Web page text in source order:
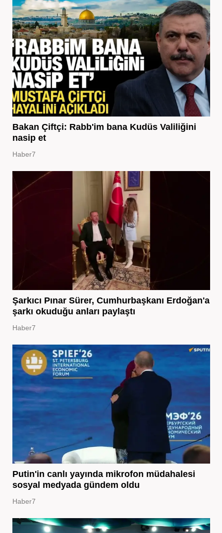
Bakan Çiftçi: Rabb'im bana Kudüs Valiliğini
nasip et
Haber7
Şarkıcı Pınar Sürer, Cumhurbaşkanı Erdoğan'a
şarkı okuduğu anları paylaştı
Haber7
Putin'in canlı yayında mikrofon müdahalesi
sosyal medyada gündem oldu
Haber7